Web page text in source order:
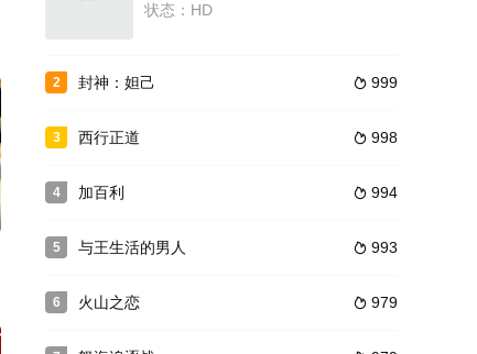
福冈博多的扫黄中，救下了一个哑女，被调往静冈県沼津市，继续扫黄，
状态：HD
2  999
封神：妲己
3  998
西行正道
4  994
加百利
5  993
与王生活的男人
6  979
火山之恋